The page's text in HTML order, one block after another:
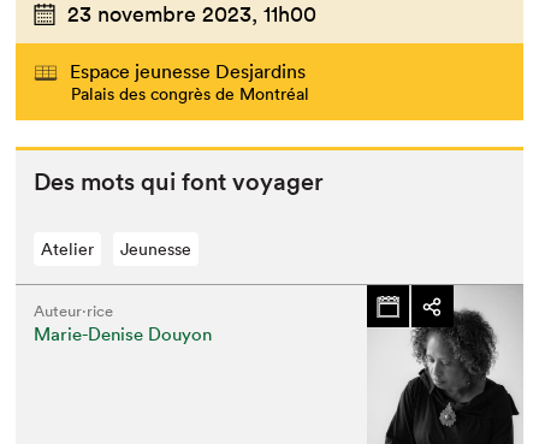
23 novembre 2023, 11h00
Espace jeunesse Desjardins
Palais des congrès de Montréal
Des mots qui font voyager
Atelier Jeunesse
Auteur·rice
Marie-Denise Douyon